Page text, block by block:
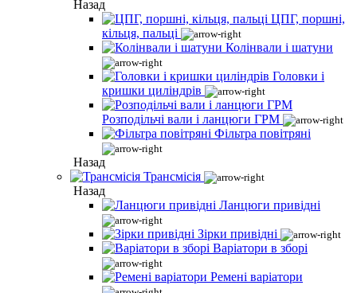
Назад
ЦПГ, поршні,
кільця, пальці
Колінвали і шатуни
Головки і
кришки циліндрів
Розподільчі вали і ланцюги ГРМ
Фільтра повітряні
Назад
Трансмісія
Назад
Ланцюги привідні
Зірки привідні
Варіатори в зборі
Ремені варіатори